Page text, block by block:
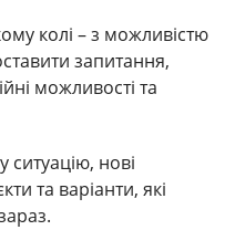
колі – з можливістю
запитання,
можливості та
нові
та варіанти, які